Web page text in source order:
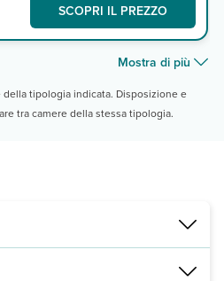
SCOPRI IL PREZZO
Mostra di più
tipologia indicata. Disposizione e
tra camere della stessa tipologia.
a Lindos ed è affacciato sulla baia di